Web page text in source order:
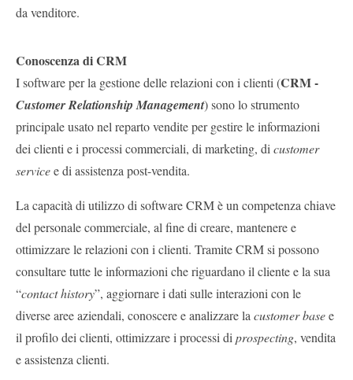
da venditore.
Conoscenza di CRM
I software per la gestione delle relazioni con i clienti (CRM -
Customer Relationship Management) sono lo strumento
principale usato nel reparto vendite per gestire le informazioni
dei clienti e i processi commerciali, di marketing, di customer
servicee di assistenza post-vendita.
La capacità di utilizzo di software CRM è un competenza chiave
del personale commerciale, al fine di creare, mantenere e
ottimizzare le relazioni con i clienti. Tramite CRM si possono
consultare tutte le informazioni che riguardano il cliente e la sua
“contact history”, aggiornare i dati sulle interazioni con le
diverse aree aziendali, conoscere e analizzare la customer basee
il profilo dei clienti, ottimizzare i processi di prospecting, vendita
e assistenza clienti.